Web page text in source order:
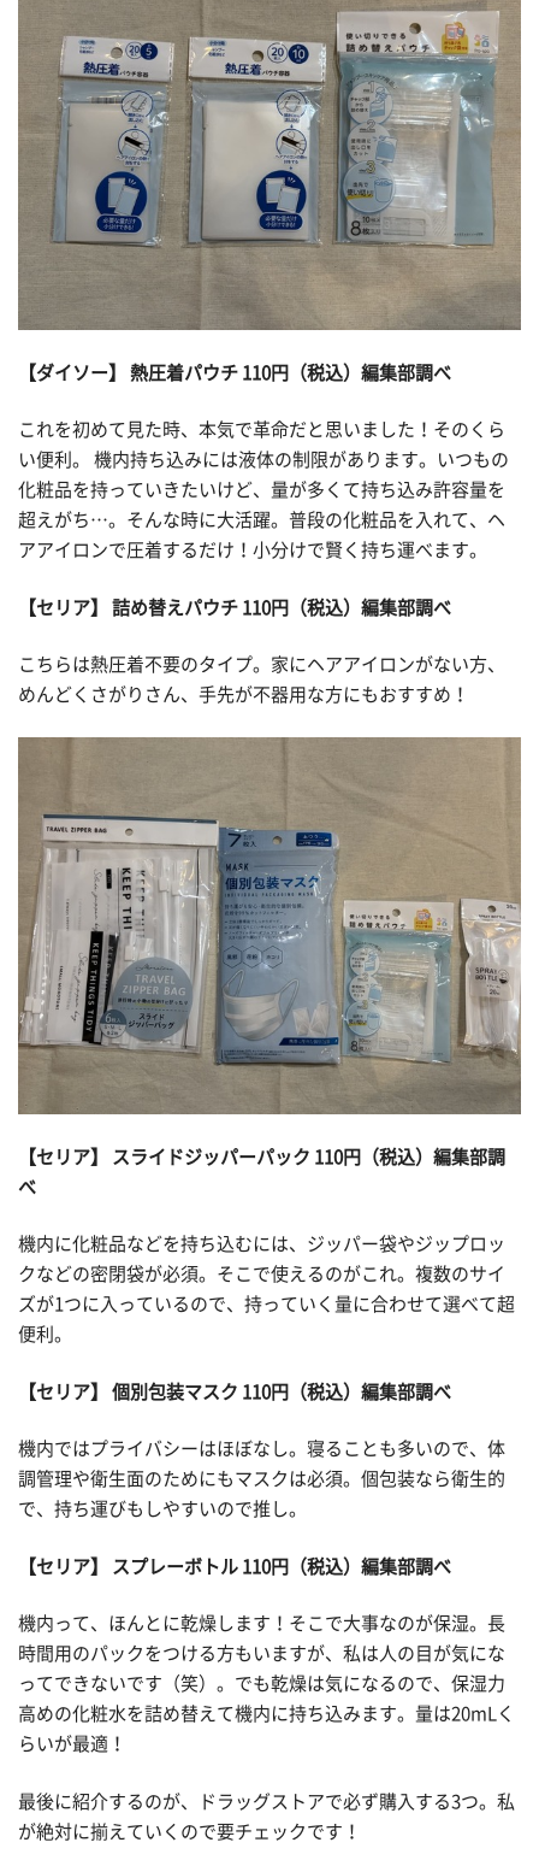
【ダイソー】 熱圧着パウチ 110円（税込）編集部調べ
これを初めて見た時、本気で革命だと思いました！そのくら
い便利。 機内持ち込みには液体の制限があります。いつもの
化粧品を持っていきたいけど、量が多くて持ち込み許容量を
超えがち…。そんな時に大活躍。普段の化粧品を入れて、ヘ
アアイロンで圧着するだけ！小分けで賢く持ち運べます。
【セリア】 詰め替えパウチ 110円（税込）編集部調べ
こちらは熱圧着不要のタイプ。家にヘアアイロンがない方、
めんどくさがりさん、手先が不器用な方にもおすすめ！
【セリア】 スライドジッパーパック 110円（税込）編集部調
べ
機内に化粧品などを持ち込むには、ジッパー袋やジップロッ
クなどの密閉袋が必須。そこで使えるのがこれ。複数のサイ
ズが1つに入っているので、持っていく量に合わせて選べて超
便利。
【セリア】 個別包装マスク 110円（税込）編集部調べ
機内ではプライバシーはほぼなし。寝ることも多いので、体
調管理や衛生面のためにもマスクは必須。個包装なら衛生的
で、持ち運びもしやすいので推し。
【セリア】 スプレーボトル 110円（税込）編集部調べ
機内って、ほんとに乾燥します！そこで大事なのが保湿。長
時間用のパックをつける方もいますが、私は人の目が気にな
ってできないです（笑）。でも乾燥は気になるので、保湿力
高めの化粧水を詰め替えて機内に持ち込みます。量は20mLく
らいが最適！
最後に紹介するのが、ドラッグストアで必ず購入する3つ。私
が絶対に揃えていくので要チェックです！